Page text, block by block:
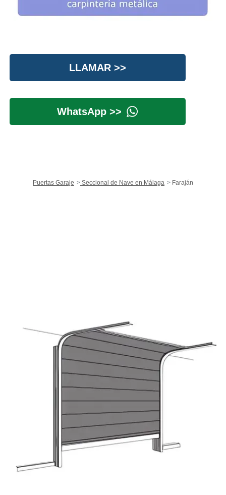
LLAMAR >>
WhatsApp >>
Puertas Garaje Seccional de Nave en Málaga Faraján